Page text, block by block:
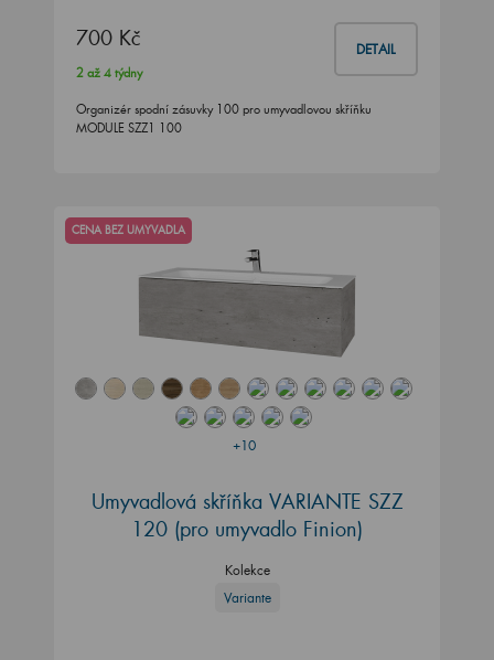
700 Kč DETAIL
2 až 4 týdny
Organizér spodní zásuvky 100 pro umyvadlovou skříňku
MODULE SZZ1 100
+10
CENA BEZ UMYVADLA
Umyvadlová skříňka VARIANTE SZZ
120 (pro umyvadlo Finion)
Kolekce
Variante